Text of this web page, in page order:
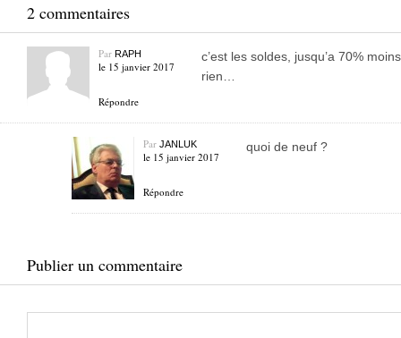
2 commentaires
Par RAPH
le 15 janvier 2017
Répondre
c’est les soldes, jusqu’a 70%
rien…
Par JANLUK
le 15 janvier 2017
Répondre
quoi de neuf ?
Publier un commentaire